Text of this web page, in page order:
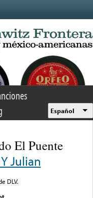
Español
El Puente
Julian
DLV.